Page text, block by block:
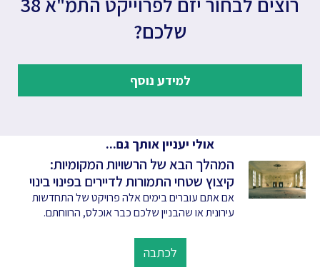
שלכם?
למידע נוסף
אולי יעניין אותך גם...
המהלך הבא של הרשויות המקומיות:
קיצוץ שטחי התמורות לדיירים בפינוי בינוי
אם אתם עוברים בימים אלה פרויקט של התחדשות
עירונית או שהבניין שלכם כבר אוכלס, הרווחתם.
לכתבה